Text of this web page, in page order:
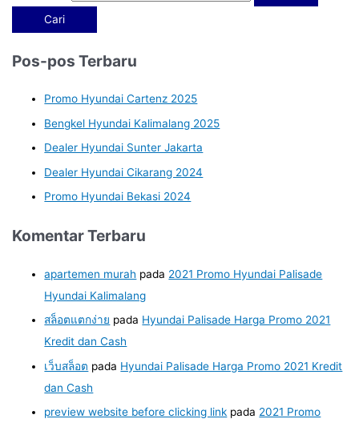
Pos-pos Terbaru
Promo Hyundai Cartenz 2025
Bengkel Hyundai Kalimalang 2025
Dealer Hyundai Sunter Jakarta
Dealer Hyundai Cikarang 2024
Promo Hyundai Bekasi 2024
Komentar Terbaru
apartemen murah pada 2021 Promo Hyundai Palisade
Hyundai Kalimalang
สล็อตแตกง่าย pada Hyundai Palisade Harga Promo 2021
Kredit dan Cash
เว็บสล็อต pada Hyundai Palisade Harga Promo 2021 Kredit
dan Cash
preview website before clicking link pada 2021 Promo